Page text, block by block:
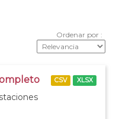
Ordenar por
CSV XLSX